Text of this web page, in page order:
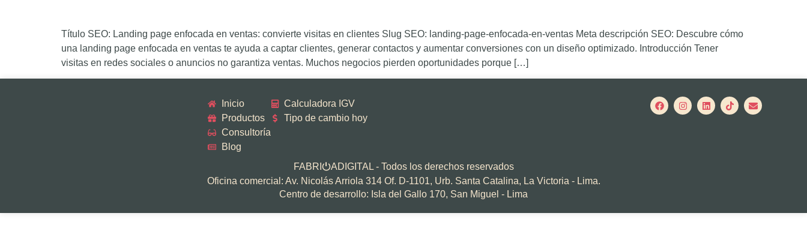
Título SEO: Landing page enfocada en ventas: convierte visitas en clientes Slug SEO: landing-page-enfocada-en-ventas Meta descripción SEO: Descubre cómo
una landing page enfocada en ventas te ayuda a captar clientes, generar contactos y aumentar conversiones con un diseño optimizado. Introducción Tener
visitas en redes sociales o anuncios no garantiza ventas. Muchos negocios pierden oportunidades porque […]
Inicio
Productos
Consultoría
Blog
Calculadora IGV
Tipo de cambio hoy
FABRI ⏻ADIGITAL - Todos los derechos reservados
Oficina comercial: Av. Nicolás Arriola 314 Of. D-1101, Urb. Santa Catalina, La Victoria - Lima.
Centro de desarrollo: Isla del Gallo 170, San Miguel - Lima